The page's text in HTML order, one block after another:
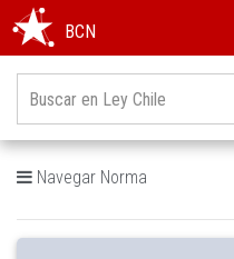
BCN
Navegar Norma